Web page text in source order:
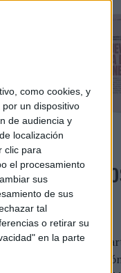
como cookies, y
un dispositivo
de audiencia y
localización
clic para
el procesamiento
sus
de sus
tal
o retirar su
en la parte
04/08/2026
nuevo mapa de los
económica, la